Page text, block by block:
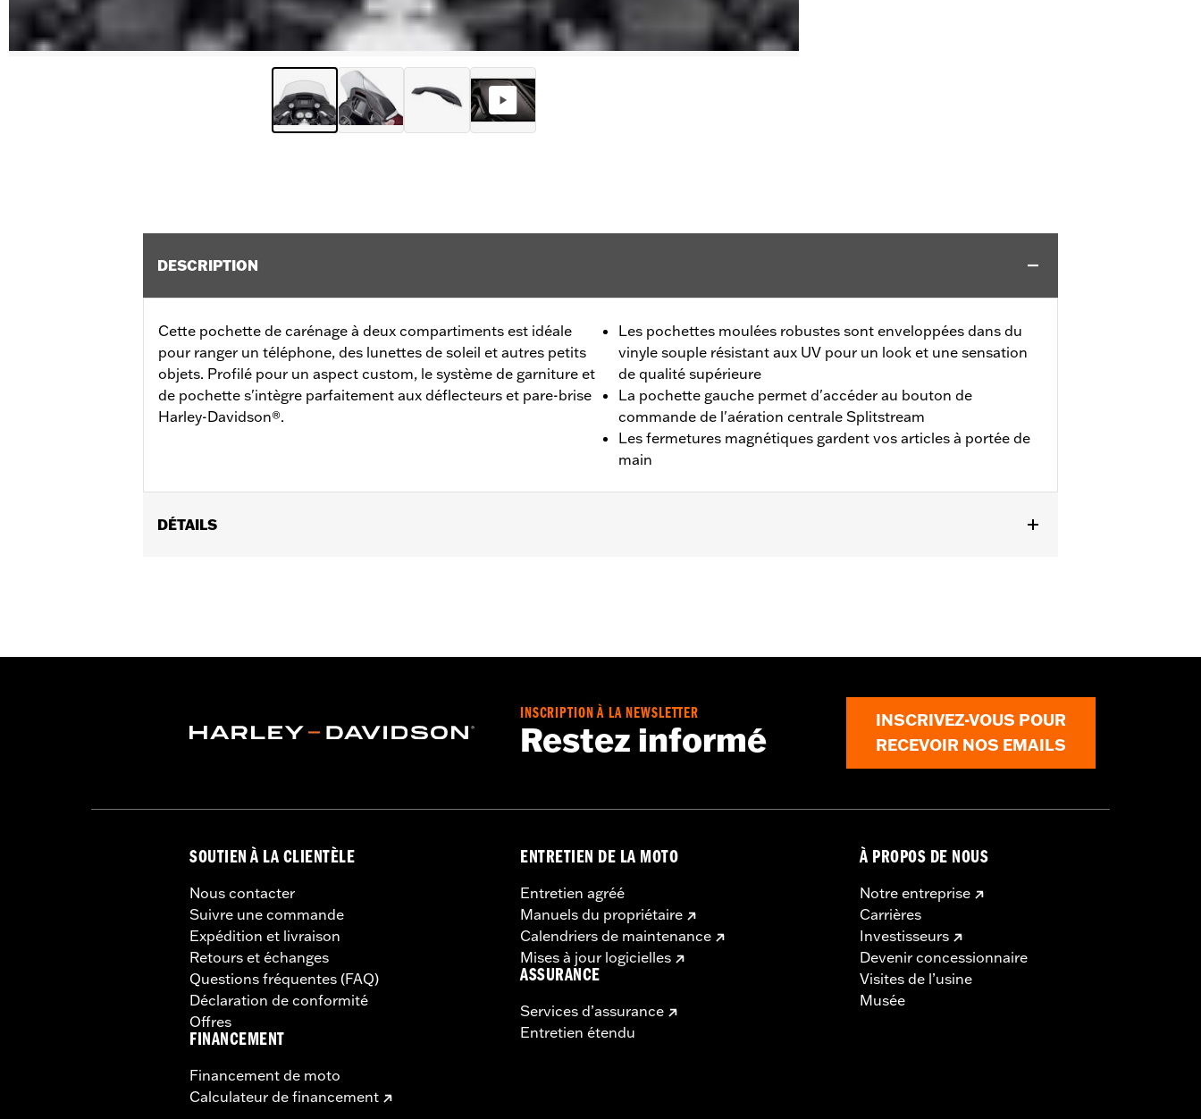
DESCRIPTION
Cette pochette de carénage à deux compartiments est idéale
pour ranger un téléphone, des lunettes de soleil et autres petits
objets. Profilé pour un aspect custom, le système de garniture et
de pochette s'intègre parfaitement aux déflecteurs et pare-brise
Harley-Davidson®.
Les pochettes moulées robustes sont enveloppées dans du
vinyle souple résistant aux UV pour un look et une sensation
de qualité supérieure
La pochette gauche permet d'accéder au bouton de
commande de l'aération centrale Splitstream
Les fermetures magnétiques gardent vos articles à portée de
main
DÉTAILS
Hauteur:5.5 Inches
Unité de mesure de longueur du matériau: Pouces
INSCRIPTION À LA NEWSLETTER
Restez informé
INSCRIVEZ-VOUS POUR
RECEVOIR NOS EMAILS
SOUTIEN À LA CLIENTÈLE
Nous contacter
Suivre une commande
Expédition et livraison
Retours et échanges
Questions fréquentes (FAQ)
Déclaration de conformité
Offres
FINANCEMENT
Financement de moto
Calculateur de financement
ENTRETIEN DE LA MOTO
Entretien agréé
Manuels du propriétaire
Calendriers de maintenance
Mises à jour logicielles
ASSURANCE
Services d’assurance
Entretien étendu
À PROPOS DE NOUS
Notre entreprise
Carrières
Investisseurs
Devenir concessionnaire
Visites de l’usine
Musée